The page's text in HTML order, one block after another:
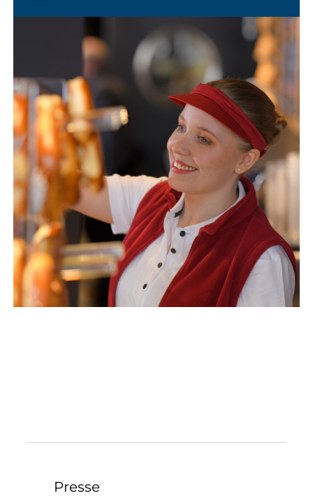
Presse